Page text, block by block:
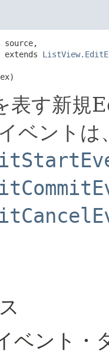
source,
extends
表す新規
ベントは
ベント・